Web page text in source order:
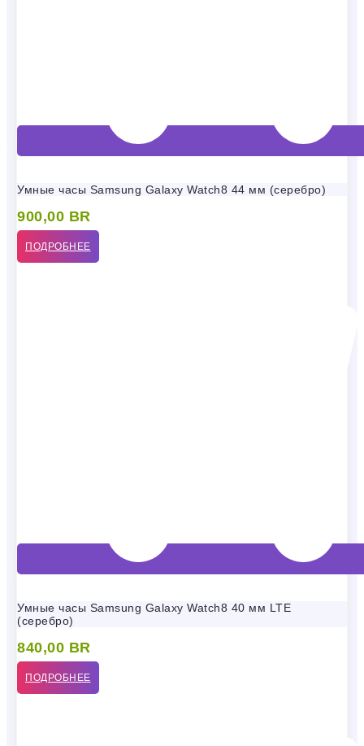
Умные часы Samsung Galaxy Watch8 44 мм (серебро)
900,00 BR
ПОДРОБНЕЕ
Умные часы Samsung Galaxy Watch8 40 мм LTE
(серебро)
840,00 BR
ПОДРОБНЕЕ